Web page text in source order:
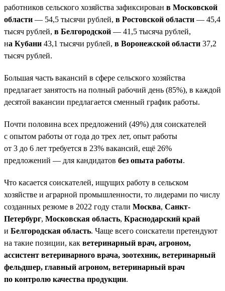
работников сельского хозяйства зафиксирован в Московской
области — 54,5 тысячи рублей, в Ростовской области — 45,4
тысяч рублей, в Белгородской — 41,5 тысяча рублей,
на Кубани 43,1 тысячи рублей, в Воронежской области 37,2
тысяч рублей.
Большая часть вакансий в сфере сельского хозяйства
предлагает занятость на полный рабочий день (85%), в каждой
десятой вакансии предлагается сменный график работы.
Почти половина всех предложений (49%) для соискателей
с опытом работы от года до трех лет, опыт работы
от 3 до 6 лет требуется в 23% вакансий, ещё 26%
предложений — для кандидатов без опыта работы.
Что касается соискателей, ищущих работу в сельском
хозяйстве и аграрной промышленности, то лидерами по числу
созданных резюме в 2022 году стали Москва, Санкт-
Петербург, Московская область, Краснодарский край
и Белгородская область. Чаще всего соискатели претендуют
на такие позиции, как ветеринарный врач, агроном,
ассистент ветеринарного врача, зоотехник, ветеринарный
фельдшер, главный агроном, ветеринарный врач
по контролю качества продукции.